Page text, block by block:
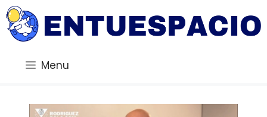
Saltar
al
contenido
Menu